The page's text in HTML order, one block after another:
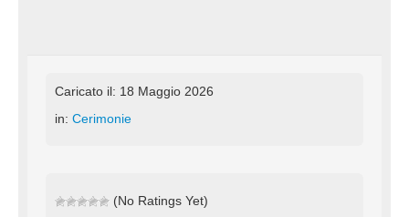
Caricato il: 18 Maggio 2026
in: Cerimonie
(No Ratings Yet)